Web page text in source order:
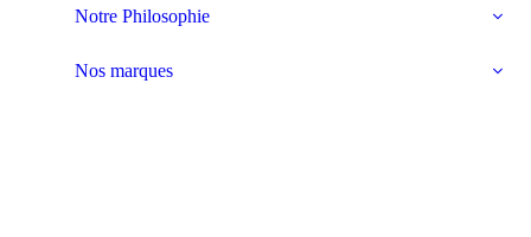
Notre Philosophie
Nos marques